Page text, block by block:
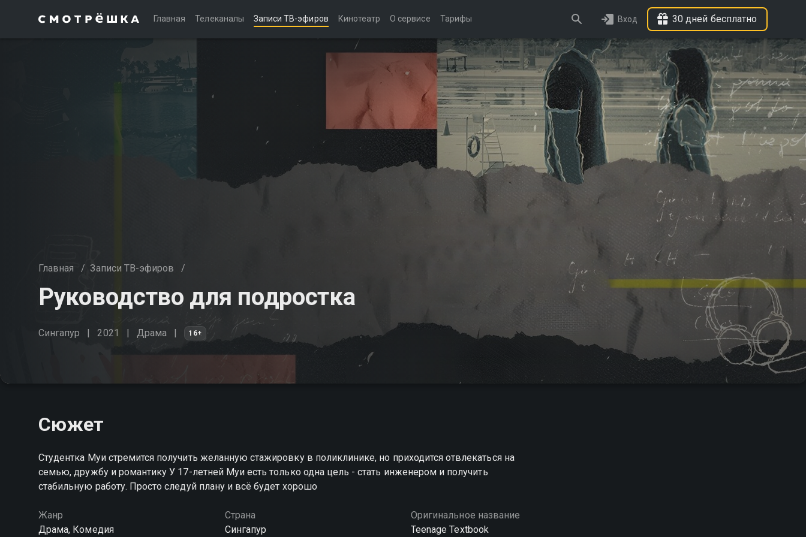
Главная Телеканалы Записи ТВ-эфиров Кинотеатр О сервисе Тарифы Вход 30 дней бесплатно
Главная / Записи ТВ-эфиров /
Руководство для подростка
Сингапур 2021 Драма 16+
Сюжет
Студентка Муи стремится получить желанную стажировку в поликлинике, но приходится отвлекаться на
семью, дружбу и романтику У 17-летней Муи есть только одна цель - стать инженером и получить
стабильную работу. Просто следуй плану и всё будет хорошо
Жанр
Драма, Комедия
Страна
Сингапур
Оригинальное название
Teenage Textbook